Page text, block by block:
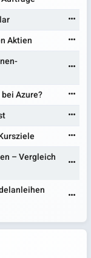
Aktien
Azure?
– Vergleich